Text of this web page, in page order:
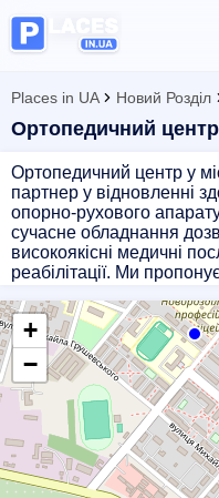
Places in UA Новий Розділ
Ортопедичний
Ортопедичний центр у
партнер у відновленні
опорно-рухового
сучасне обладнання
високоякісні медичні
реабілітації. Ми
пріоритет. Звертайтесь
професійної допомоги
+
−